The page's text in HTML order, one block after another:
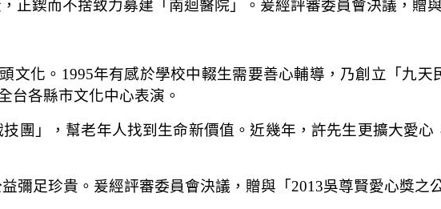
正鍥而不捨致力募建「南迴醫院」。爰經評審委員會決議，贈
文化。 1995年有感於學校中輟生需要善心輔導，乃創立「九
台各縣市文化中心表演。
團」，幫老年人找到生命新價值。近幾年，許先生更擴大愛心
彌足珍貴。爰經評審委員會決議，贈與「2013吳尊賢愛心獎之